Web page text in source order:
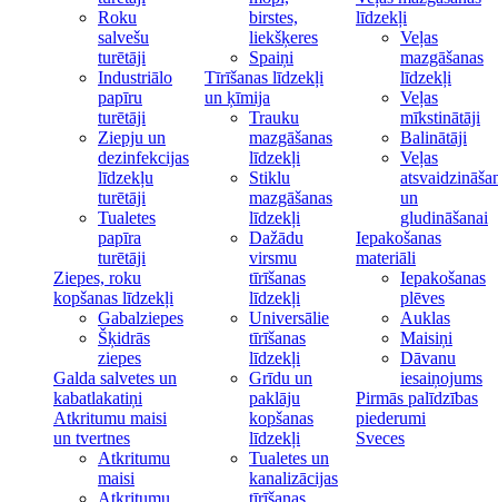
Roku
salvešu
turētāji
Industriālo
papīru
turētāji
Ziepju un
dezinfekcijas
līdzekļu
turētāji
Tualetes
papīra
turētāji
Ziepes, roku
kopšanas līdzekļi
Gabalziepes
Šķidrās
ziepes
Galda salvetes un
kabatlakatiņi
Atkritumu maisi
un tvertnes
Atkritumu
maisi
Atkritumu
birstes,
liekšķeres
Spaiņi
Tīrīšanas līdzekļi
un ķīmija
Trauku
mazgāšanas
līdzekļi
Stiklu
mazgāšanas
līdzekļi
Dažādu
virsmu
tīrīšanas
līdzekļi
Universālie
tīrīšanas
līdzekļi
Grīdu un
paklāju
kopšanas
līdzekļi
Tualetes un
kanalizācijas
tīrīšanas
līdzekļi
Veļas
mazgāšanas
līdzekļi
Veļas
mīkstinātāji
Balinātāji
Veļas
un
gludināšanai
Iepakošanas
materiāli
Iepakošanas
plēves
Auklas
Maisiņi
Dāvanu
iesaiņojums
Pirmās palīdzības
piederumi
Sveces